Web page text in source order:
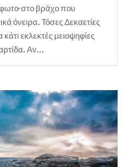
στο βράχο που
όνειρα. Τόσες Δεκαετίες
εκλεκτές μειοψηφίες
Αν...